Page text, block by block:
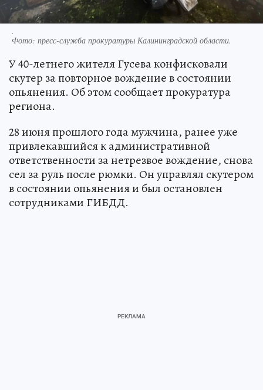
.
Фото: пресс-служба прокуратуры Калининградской области.
У 40-летнего жителя Гусева конфисковали
скутер за повторное вождение в состоянии
опьянения. Об этом сообщает прокуратура
региона.
28 июня прошлого года мужчина, ранее уже
привлекавшийся к административной
ответственности за нетрезвое вождение, снова
сел за руль после рюмки. Он управлял скутером
в состоянии опьянения и был остановлен
сотрудниками ГИБДД.